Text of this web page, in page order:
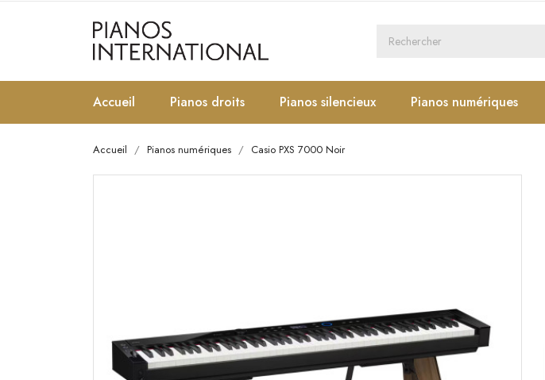
Accueil Pianos droits Pianos silencieux Pianos numériques
Accueil Pianos numériques Casio PXS 7000 Noir